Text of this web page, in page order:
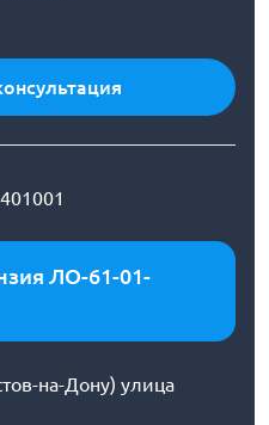
ЛО-61-01-
на-Дону) улица